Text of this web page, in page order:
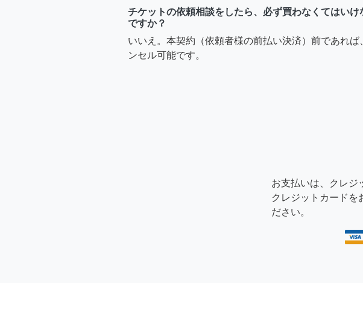
チケットの依頼相談をしたら、必ず買わなくてはいけ
ですか？
いいえ。本契約（依頼者様の前払い決済）前であれば
ンセル可能です。
お支払いは、クレジ
クレジットカードを
ださい。